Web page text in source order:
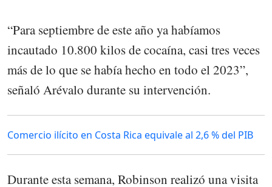
“Para septiembre de este año ya habíamos
incautado 10.800 kilos de cocaína, casi tres veces
más de lo que se había hecho en todo el 2023”,
señaló Arévalo durante su intervención.
Comercio ilícito en Costa Rica equivale al 2,6 % del PIB
Durante esta semana, Robinson realizó una visita